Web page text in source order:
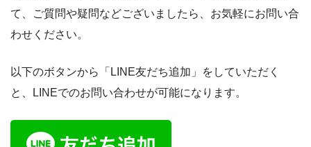
て、ご質問や疑問などございましたら、お気軽にお問い合
わせください。
以下のボタンから「LINE友だち追加」をしていただく
と、LINEでのお問い合わせが可能になります。